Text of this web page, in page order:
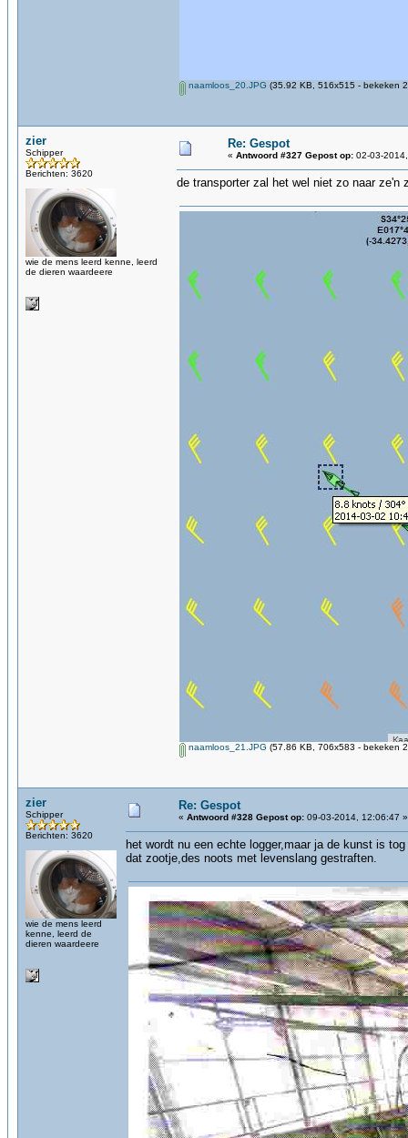
naamloos_20.JPG (35.92 KB, 516x515 - bekeken
zier
Schipper
Berichten: 3620
wie de mens leerd kenne, leerd
de dieren waardeere
Re: Gespot
« Antwoord #327 Gepost op: 02-03-
de transporter zal het wel niet zo naar ze'n
naamloos_21.JPG (57.86 KB, 706x583 - bekeken
zier
Schipper
Berichten: 3620
wie de mens leerd
kenne, leerd de
dieren waardeere
Re: Gespot
« Antwoord #328 Gepost op: 09-03-2014, 12:06:47 »
het wordt nu een echte logger,maar ja de kunst is
dat zootje,des noots met levenslang gestraften.